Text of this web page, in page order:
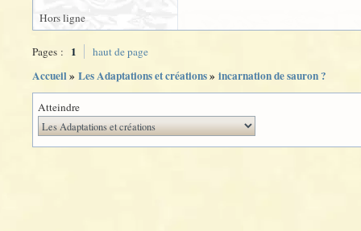
Hors ligne
Pages : 1 haut de page
Accueil» Les Adaptations et créations» incarnation de sauron ?
Atteindre